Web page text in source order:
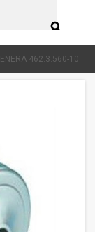
search
462.3.560-10